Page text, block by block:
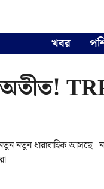
খবর
নতুন ধারাবাহিক